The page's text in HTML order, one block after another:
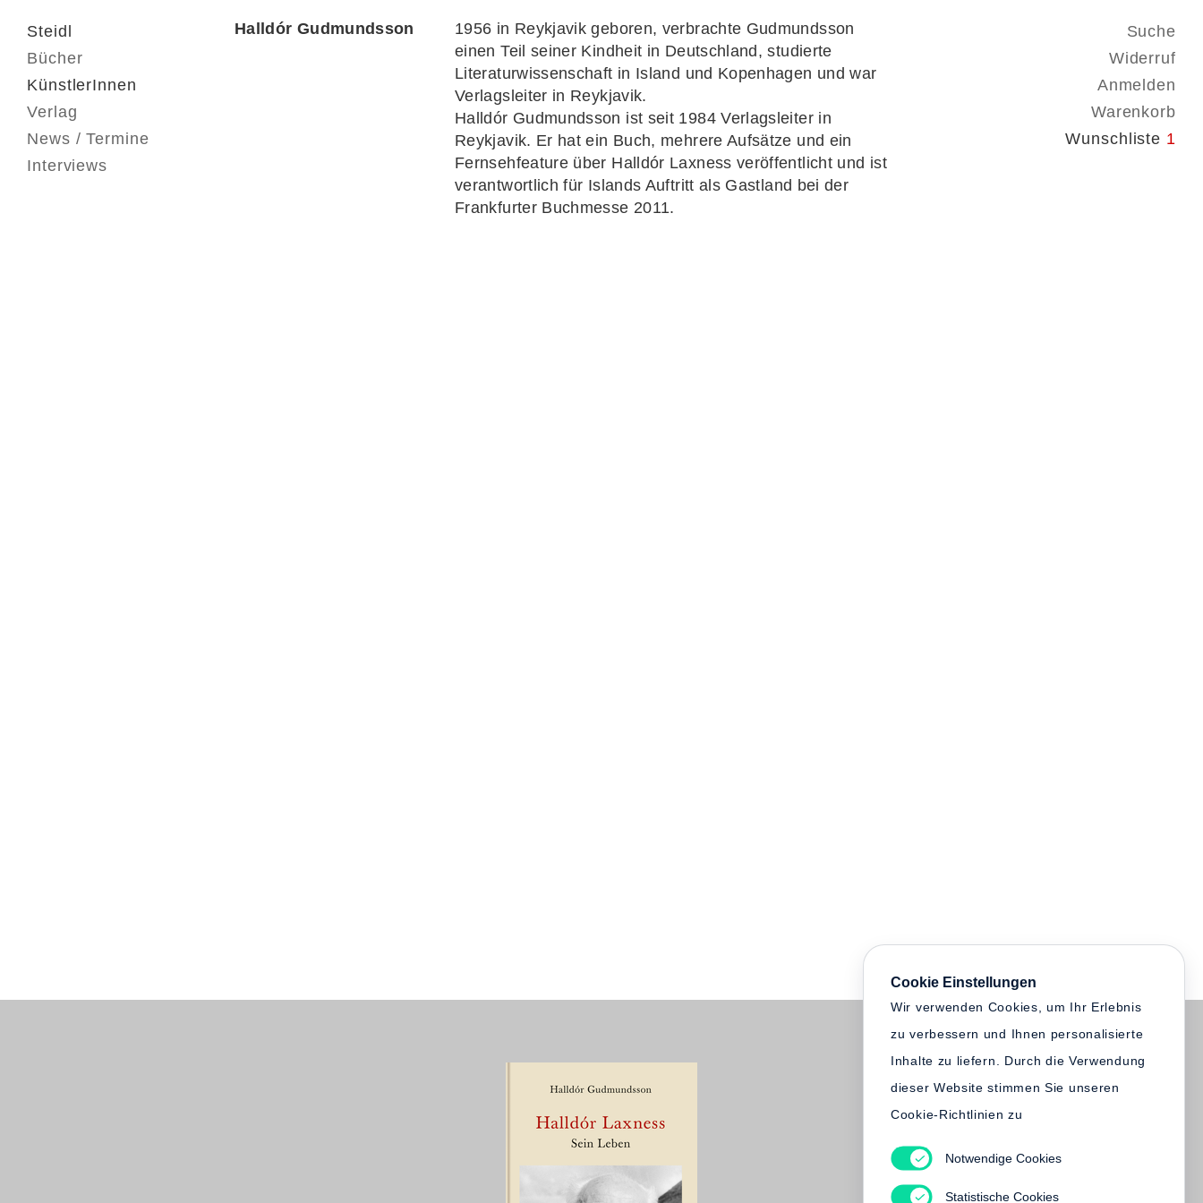
Steidl
Bücher
KünstlerInnen
Verlag
News / Termine
Interviews
Suche
Widerruf
Anmelden
Warenkorb
Wunschliste 1
Halldór Gudmundsson
1956 in Reykjavik geboren, verbrachte Gudmundsson
einen Teil seiner Kindheit in Deutschland, studierte
Literaturwissenschaft in Island und Kopenhagen und war
Verlagsleiter in Reykjavik.
Halldór Gudmundsson ist seit 1984 Verlagsleiter in
Reykjavik. Er hat ein Buch, mehrere Aufsätze und ein
Fernsehfeature über Halldór Laxness veröffentlicht und ist
verantwortlich für Islands Auftritt als Gastland bei der
Frankfurter Buchmesse 2011.
Cookie Einstellungen
Wir verwenden Cookies, um Ihr Erlebnis
zu verbessern und Ihnen personalisierte
Inhalte zu liefern. Durch die Verwendung
dieser Website stimmen Sie unseren
Cookie-Richtlinien zu
Notwendige Cookies
Statistische Cookies